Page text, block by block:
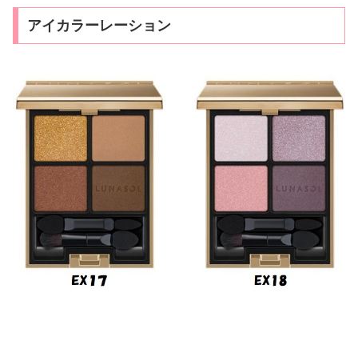
アイカラーレーション